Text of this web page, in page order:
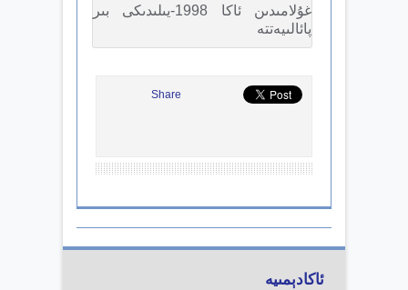
غۇلامىدىن ئاكا 1998-يىلىدىكى بىر
پائالىيەتتە
Share
ئاكادېمىيە